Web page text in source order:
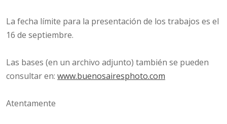
La fecha límite para la presentación de los trabajos es el
16 de septiembre.
Las bases (en un archivo adjunto) también se pueden
consultar en: www.buenosairesphoto.com
Atentamente